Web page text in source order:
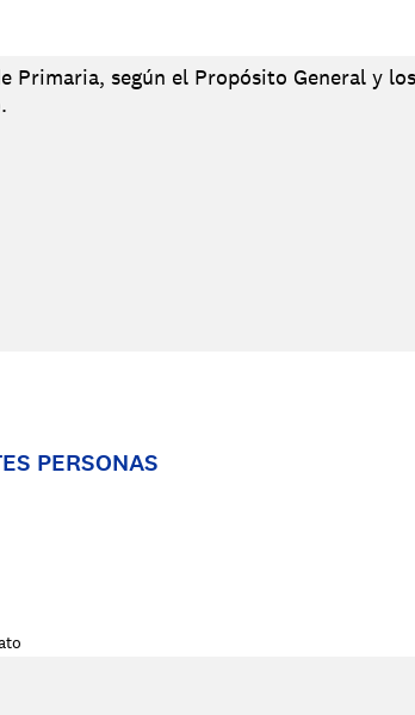
Primaria, según el Propósito General y los
PERSONAS